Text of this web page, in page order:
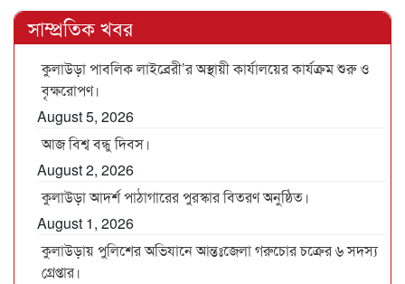
সাম্প্রতিক খবর
কুলাউড়া পাবলিক লাইব্রেরী’র অস্থায়ী কার্যালয়ের কার্যক্রম শুরু ও
বৃক্ষরোপণ।
August 5, 2026
আজ বিশ্ব বন্ধু দিবস।
August 2, 2026
কুলাউড়া আদর্শ পাঠাগারের পুরস্কার বিতরণ অনুষ্ঠিত।
August 1, 2026
কুলাউড়ায় পুলিশের অভিযানে আন্তঃজেলা গরুচোর চক্রের ৬ সদস্য
গ্রেপ্তার।